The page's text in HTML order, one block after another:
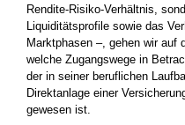
Rendite-Risiko-Verhältnis,
Liquiditätsprofile sowie das
Marktphasen –, gehen wir auf
welche Zugangswege in
der in seiner beruflichen
Direktanlage einer
gewesen ist.